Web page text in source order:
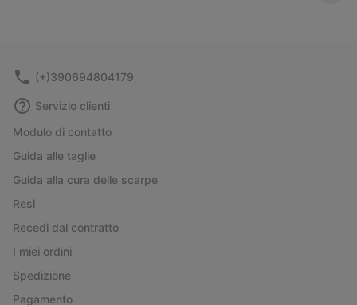
(+)390694804179
Servizio clienti
Modulo di contatto
Guida alle taglie
Guida alla cura delle scarpe
Resi
Recedi dal contratto
I miei ordini
Spedizione
Pagamento